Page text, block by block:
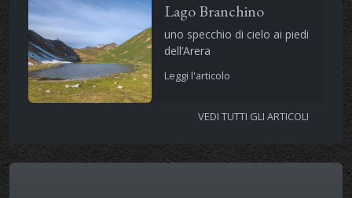
Lago Branchino
uno specchio di cielo ai piedi
dell’Arera
Leggi l'articolo
VEDI TUTTI GLI ARTICOLI